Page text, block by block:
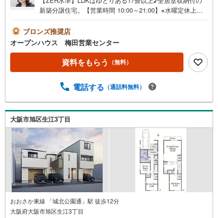
新築分譲住宅。【営業時間 10:00～21:00】※水曜定休上記
にご連絡ください！現地を見学される場合は「室内・現地
を見学する（無料）」ボタンよりご希望の日時をご記入い
ただけますとスムーズにご案内が可能です。◎現地のご案
内について・平日や夜遅い時間帯もご案内が可能 ※定休日
を除く・経験豊富なスタッフが物件詳細を丁寧にご説明い
送迎します。・チャイルドシートのご用意ございます。◎
方も大歓迎です！年間8000棟以上の限定物件を発表してい
るオープンハウスだから出会える物件が多数ございます。
ぜひお気軽にご連絡・ご相談ください！※限定物件:当社の
み、もしくは当社を含めた数社でのみご紹介可能なオープ
ンハウス・ディベロップメントの物件
ブロンズ推奨店
オープンハウス 梅田営業センター
資料をもらう （無料）
電話する （通話料無料）
大阪市旭区生江3丁目
おおさか東線 「城北公園通」駅 徒歩12分
大阪府大阪市旭区生江3丁目